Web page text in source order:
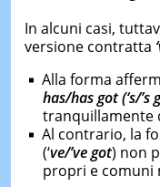
In alcuni casi,
versione contratta
Alla forma
has/has got (‘s/’s
tranquillamente
Al contrario, la
(‘ve/’ve got) non
propri e comuni